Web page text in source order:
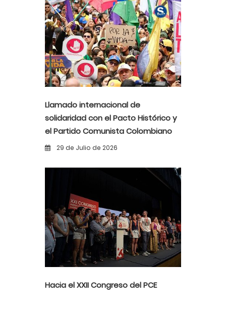
Llamado internacional de
solidaridad con el Pacto Histórico y
el Partido Comunista Colombiano
ante la alerta democrática y la
29 de Julio de 2026
Hacia el XXII Congreso del PCE